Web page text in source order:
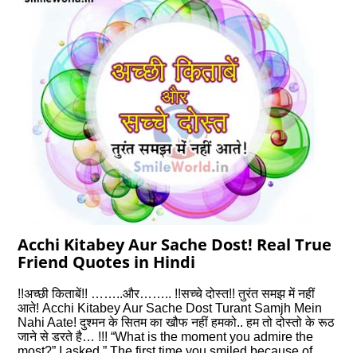
Acchi Kitabey Aur Sache Dost! Real True
Friend Quotes in Hindi
!!अच्छी किताबें!! ……..और…….. !!सच्चे दोस्त!! तुरंत समझ में नहीं
आते! Acchi Kitabey Aur Sache Dost Turant Samjh Mein
Nahi Aate! दुश्मन के सितम का खौफ नहीं हमको.. हम तो दोस्तो के रूठ
जाने से डरते है… !!! “What is the moment you admire the